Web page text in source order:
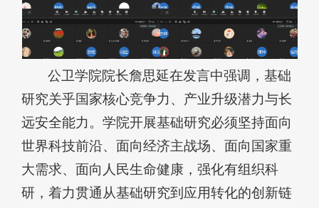
公卫学院院长詹思延在发言中强调，基础
研究关乎国家核心竞争力、产业升级潜力与长
远安全能力。学院开展基础研究必须坚持面向
世界科技前沿、面向经济主战场、面向国家重
大需求、面向人民生命健康，强化有组织科
研，着力贯通从基础研究到应用转化的创新链